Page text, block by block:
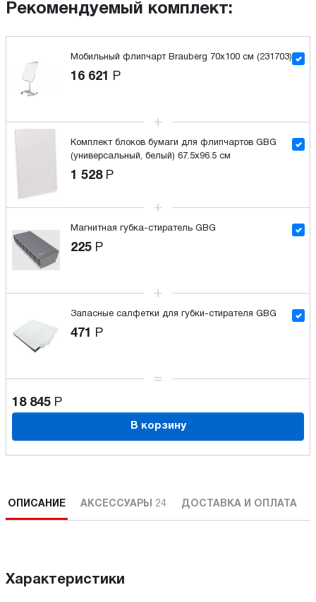
Рекомендуемый комплект:
Мобильный флипчарт Brauberg 70x100 см (231703)
16 621 Р
Комплект блоков бумаги для флипчартов GBG
(универсальный, белый) 67.5x96.5 см
1 528 Р
Магнитная губка-стиратель GBG
225 Р
Запасные салфетки для губки-стирателя GBG
471 Р
18 845 Р
В корзину
ОПИСАНИЕ АКСЕССУАРЫ 24 ДОСТАВКА И ОПЛАТА
Характеристики